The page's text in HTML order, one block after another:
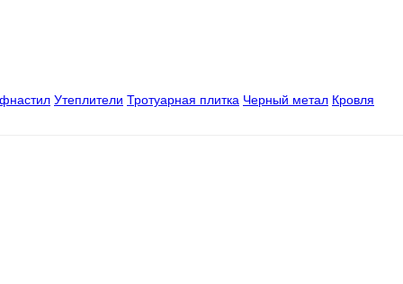
Утеплители Тротуарная плитка Черный метал Кровля